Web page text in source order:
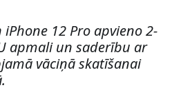
12 Pro apvieno 2-
apmali un saderību ar
vāciņā skatīšanai